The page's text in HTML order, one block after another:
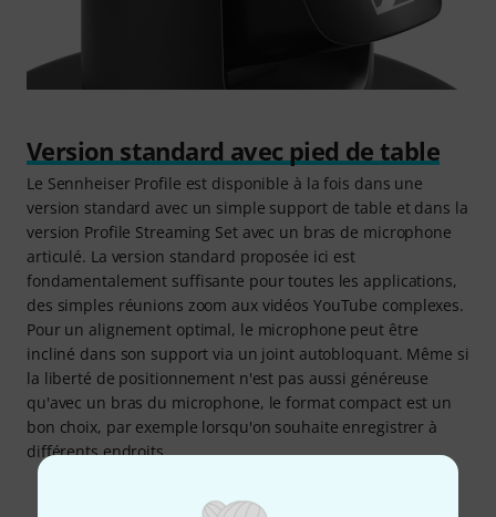
Version standard avec pied de table
Le Sennheiser Profile est disponible à la fois dans une
version standard avec un simple support de table et dans la
version Profile Streaming Set avec un bras de microphone
articulé. La version standard proposée ici est
fondamentalement suffisante pour toutes les applications,
des simples réunions zoom aux vidéos YouTube complexes.
Pour un alignement optimal, le microphone peut être
incliné dans son support via un joint autobloquant. Même si
la liberté de positionnement n'est pas aussi généreuse
qu'avec un bras du microphone, le format compact est un
bon choix, par exemple lorsqu'on souhaite enregistrer à
différents endroits.